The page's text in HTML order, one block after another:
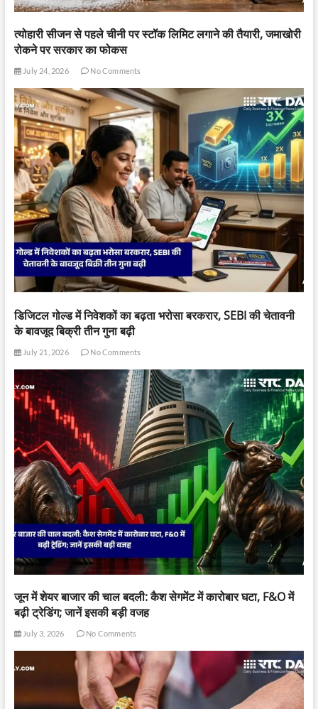
त्योहारी सीजन से पहले चीनी पर स्टॉक लिमिट लगाने की तैयारी, जमाखोरी
रोकने पर सरकार का फोकस
July 24, 2026 No Comments
डिजिटल गोल्ड में निवेशकों का बढ़ता भरोसा बरकरार, SEBI की चेतावनी
के बावजूद बिक्री तीन गुना बढ़ी
July 21, 2026 No Comments
जून में शेयर बाजार की चाल बदली: कैश सेगमेंट में कारोबार घटा, F&O में
बढ़ी ट्रेडिंग; जानें इसकी बड़ी वजह
July 3, 2026 No Comments